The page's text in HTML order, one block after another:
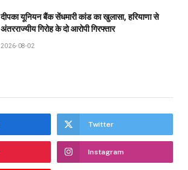
दीपका यूनियन बैंक सेंधमारी कांड का खुलासा, हरियाणा से
अंतरराज्यीय गिरोह के दो आरोपी गिरफ्तार
2026-08-02
Twitter
Instagram